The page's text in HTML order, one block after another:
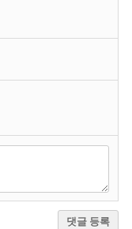
댓글 등록